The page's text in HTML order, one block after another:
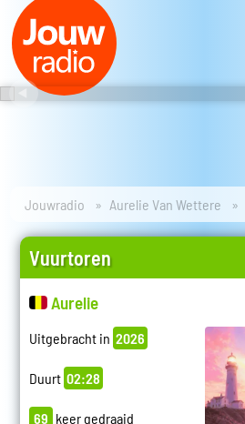
Jouwradio Aurelie Van Wettere
Vuurtoren
Aurelie
Uitgebracht in 2026
Duurt 02:28
69 keer gedraaid